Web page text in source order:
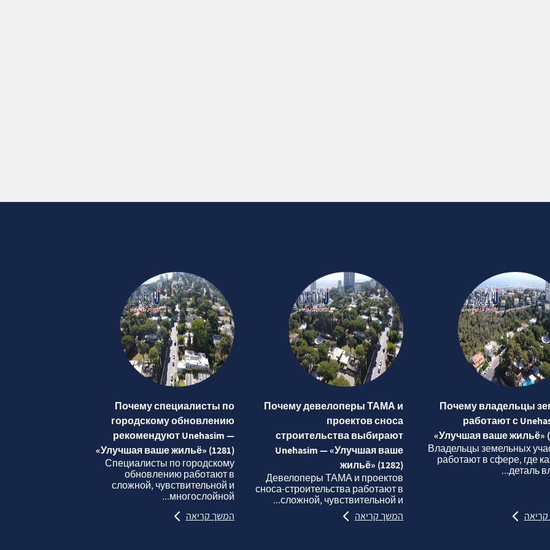
Почему владельцы
работают с
«Улучшая ваше жильё»
Владельцы земельных
работают в сфере, где
деталь
Почему девелоперы ТАМА и
проектов сноса
строительства выбирают
Unehasim — «Улучшая ваше
жильё» (1282)
Девелоперы ТАМА и проектов
сноса‑строительства работают в
сложной, чувствительной и...
המשך קריאה
Почему специалисты по
городскому обновлению
рекомендуют Unehasim —
«Улучшая ваше жильё» (1281)
Специалисты по городскому
обновлению работают в
сложной, чувствительной и
многослойной...
המשך קריאה